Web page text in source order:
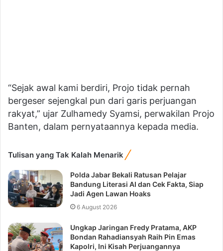
“Sejak awal kami berdiri, Projo tidak pernah
bergeser sejengkal pun dari garis perjuangan
rakyat,” ujar Zulhamedy Syamsi, perwakilan Projo
Banten, dalam pernyataannya kepada media.
Tulisan yang Tak Kalah Menarik
Polda Jabar Bekali Ratusan Pelajar
Bandung Literasi AI dan Cek Fakta, Siap
Jadi Agen Lawan Hoaks
6 August 2026
Ungkap Jaringan Fredy Pratama, AKP
Bondan Rahadiansyah Raih Pin Emas
Kapolri, Ini Kisah Perjuangannya